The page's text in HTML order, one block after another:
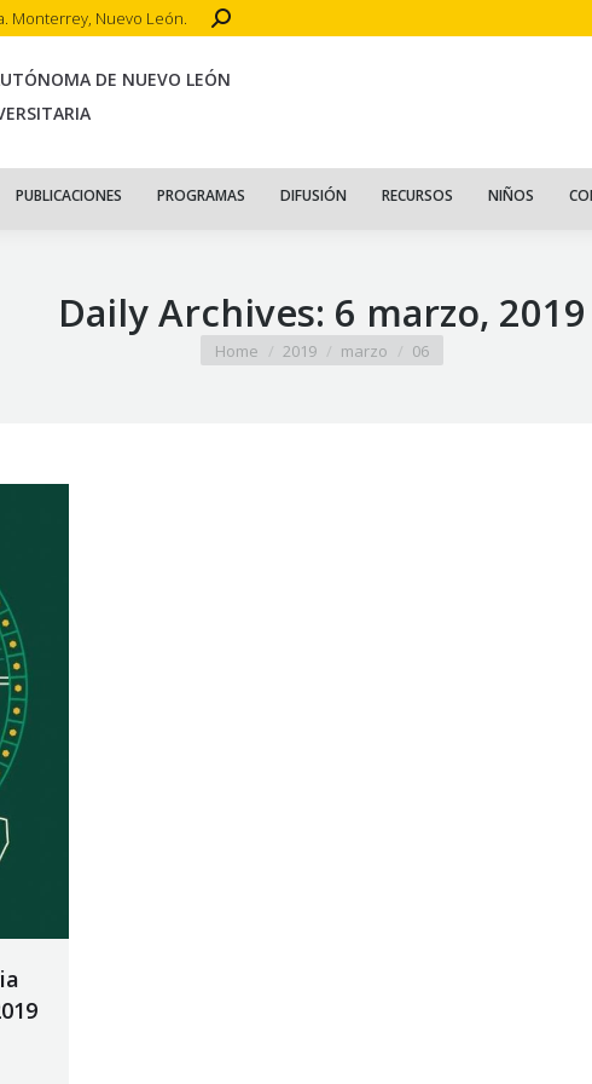
Monterrey, Nuevo León. Search:
DE NUEVO LEÓN
PUBLICACIONES PROGRAMAS DIFUSIÓN RECURSOS NIÑOS
Daily Archives: 6 marzo, 2019
You are here:
Home 2019 marzo 06
INICIO ACERCA DE PUBLICACIONES PROGRAMAS DIFUSIÓN